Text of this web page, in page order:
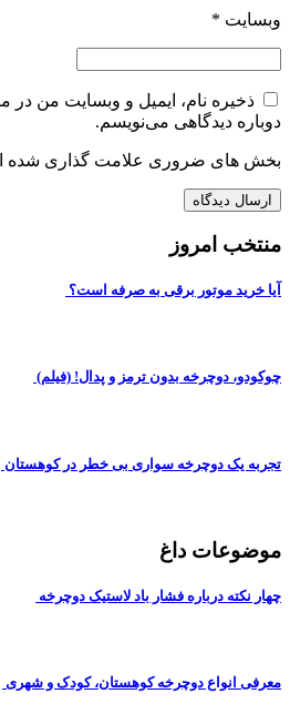
وبسایت *
ذخیره نام، ایمیل و وبسایت من در
دوباره دیدگاهی می‌نویسم.
بخش های ضروری علامت گذاری شده
منتخب امروز
آیا خرید موتور برقی به صرفه است؟
چوکودو، دوچرخه بدون ترمز و پدال! (فیلم)
تجربه یک دوچرخه سواری بی خطر در کوهستان
موضوعات داغ
چهار نکته درباره فشار باد لاستیک دوچرخه
معرفی انواع دوچرخه کوهستان، کودک و شهری